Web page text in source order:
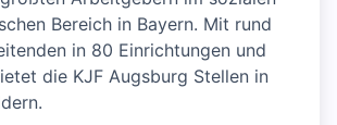
Bereich in Bayern. Mit rund
in 80 Einrichtungen und
die KJF Augsburg Stellen in